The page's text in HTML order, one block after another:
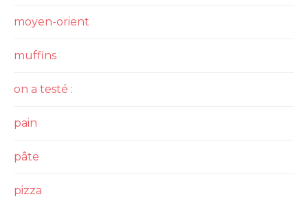
moyen-orient
muffins
on a testé :
pain
pâte
pizza